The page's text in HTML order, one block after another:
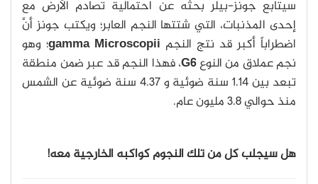
سيتابع جونز-بيلر بحثه عن احتمالية تصادم الأرض مع
إحدى المذنبات، التي شتتها النجم العابر؛ ويكتب جونز أنَّ
اضطراباً أكبر قد نتج النجم gamma Microscopii؛ وهو
نجم عملاق من النوعG6، فهذا النجم قد عبر ضمن منطقة
تبعد بين 1.14 سنة ضوئية و 4.37 سنة ضوئية عن الشمس
منذ حوالي 3.8 مليون عام.
هلسيجلب كل من تلك النجوم كواكبه الخارجية معه!